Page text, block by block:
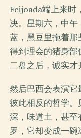
Feijoada端上来时
决。星期六，中
蓝，黑豆里拖着
得到理会的猪身
二盘之后，诚实才
然后巴西会表演
彼此相反的哲学
深，味道土，甚
罗，它却变成一